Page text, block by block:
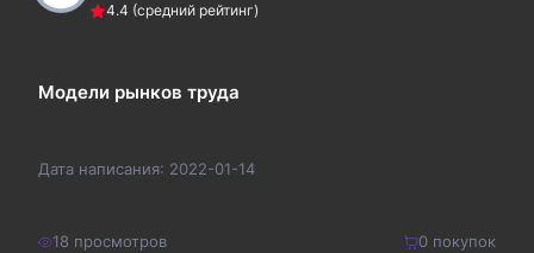
4.4 (средний рейтинг)
Модели рынков труда
Дата написания: 2022-01-14
18 просмотров 0покупок